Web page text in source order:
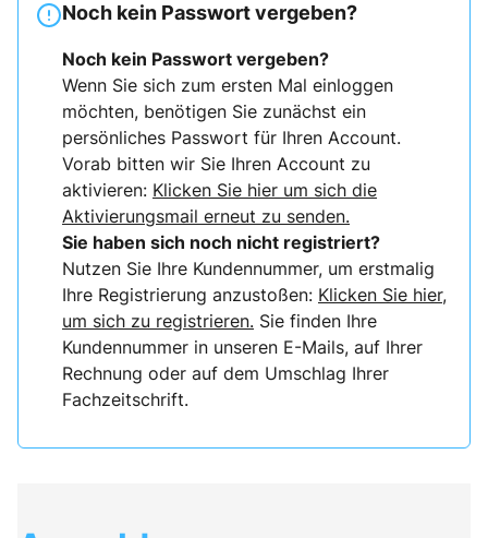
Noch kein Passwort vergeben?
Noch kein Passwort vergeben?
Wenn Sie sich zum ersten Mal einloggen
möchten, benötigen Sie zunächst ein
persönliches Passwort für Ihren Account.
Vorab bitten wir Sie Ihren Account zu
aktivieren: Klicken Sie hier um sich die
Aktivierungsmail erneut zu senden.
Sie haben sich noch nicht registriert?
Nutzen Sie Ihre Kundennummer, um erstmalig
Ihre Registrierung anzustoßen: Klicken Sie hier,
um sich zu registrieren. Sie finden Ihre
Kundennummer in unseren E-Mails, auf Ihrer
Rechnung oder auf dem Umschlag Ihrer
Fachzeitschrift.